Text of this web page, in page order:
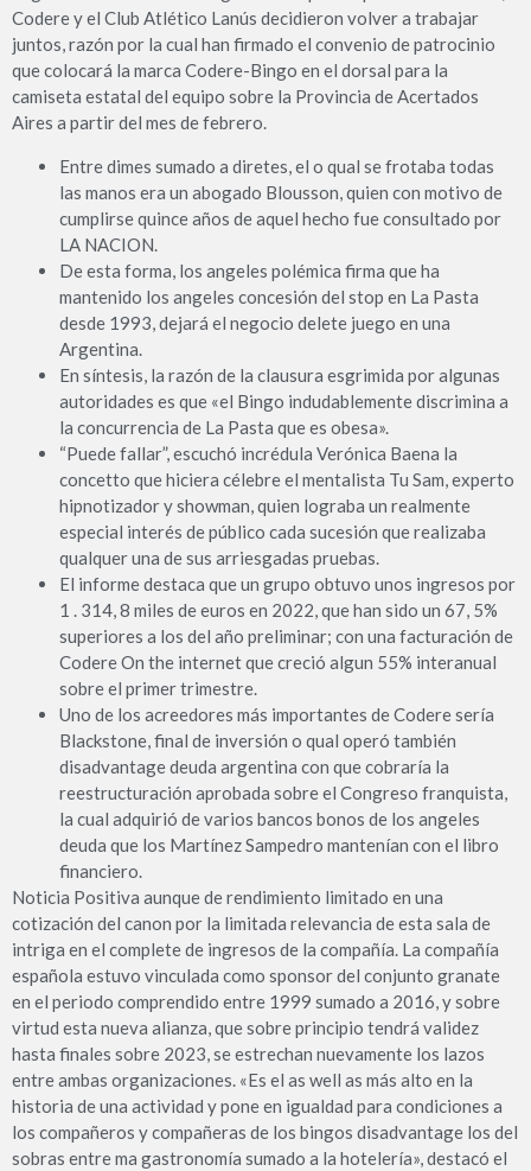
Codere y el Club Atlético Lanús decidieron volver a trabajar
juntos, razón por la cual han firmado el convenio de patrocinio
que colocará la marca Codere-Bingo en el dorsal para la
camiseta estatal del equipo sobre la Provincia de Acertados
Aires a partir del mes de febrero.
Entre dimes sumado a diretes, el o qual se frotaba todas
las manos era un abogado Blousson, quien con motivo de
cumplirse quince años de aquel hecho fue consultado por
LA NACION.
De esta forma, los angeles polémica firma que ha
mantenido los angeles concesión del stop en La Pasta
desde 1993, dejará el negocio delete juego en una
Argentina.
En síntesis, la razón de la clausura esgrimida por algunas
autoridades es que «el Bingo indudablemente discrimina a
la concurrencia de La Pasta que es obesa».
“Puede fallar”, escuchó incrédula Verónica Baena la
concetto que hiciera célebre el mentalista Tu Sam, experto
hipnotizador y showman, quien lograba un realmente
especial interés de público cada sucesión que realizaba
qualquer una de sus arriesgadas pruebas.
El informe destaca que un grupo obtuvo unos ingresos por
1 . 314, 8 miles de euros en 2022, que han sido un 67, 5%
superiores a los del año preliminar; con una facturación de
Codere On the internet que creció algun 55% interanual
sobre el primer trimestre.
Uno de los acreedores más importantes de Codere sería
Blackstone, final de inversión o qual operó también
disadvantage deuda argentina con que cobraría la
reestructuración aprobada sobre el Congreso franquista,
la cual adquirió de varios bancos bonos de los angeles
deuda que los Martínez Sampedro mantenían con el libro
financiero.
Noticia Positiva aunque de rendimiento limitado en una
cotización del canon por la limitada relevancia de esta sala de
intriga en el complete de ingresos de la compañía. La compañía
española estuvo vinculada como sponsor del conjunto granate
en el periodo comprendido entre 1999 sumado a 2016, y sobre
virtud esta nueva alianza, que sobre principio tendrá validez
hasta finales sobre 2023, se estrechan nuevamente los lazos
entre ambas organizaciones. «Es el as well as más alto en la
historia de una actividad y pone en igualdad para condiciones a
los compañeros y compañeras de los bingos disadvantage los del
sobras entre ma gastronomía sumado a la hotelería», destacó el